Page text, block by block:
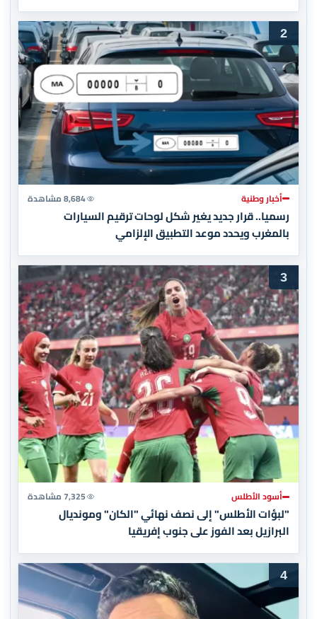
2
أخبار وطنية 8,684 مشاهدة
رسميا.. قرار جديد يغير شكل لوحات ترقيم السيارات
بالمغرب ويحدد موعد التطبيق الإلزامي
3
أسود الأطلس 7,325 مشاهدة
"لبؤات الأطلس" إلى نصف نهائي "الكان" ومونديال
البرازيل بعد الفوز على جنوب إفريقيا
4